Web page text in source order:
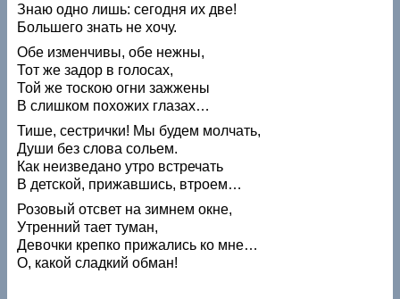
Знаю одно лишь: сегодня их две!
Большего знать не хочу.
Обе изменчивы, обе нежны,
Тот же задор в голосах,
Той же тоскою огни зажжены
В слишком похожих глазах…
Тише, сестрички! Мы будем молчать,
Души без слова сольем.
Как неизведано утро встречать
В детской, прижавшись, втроем…
Розовый отсвет на зимнем окне,
Утренний тает туман,
Девочки крепко прижались ко мне…
О, какой сладкий обман!